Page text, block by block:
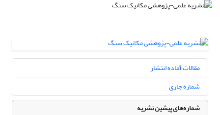
مقالات آماده انتشار
شماره جاری
شماره‌های پیشین نشریه